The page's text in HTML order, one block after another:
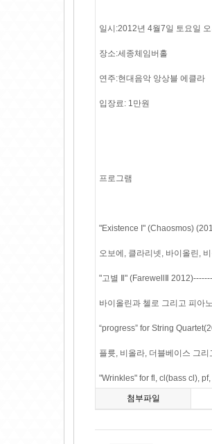
일시:2012년 4월7일 토요일
장소:세종체임버홀
연주:현대음악 앙상블 에클라
입장료: 1만원
프로그램
"Existence I" (Chaosmos)
오보에, 클라리넷, 바이올린,
"고별 Ⅱ" (FarewellⅡ
바이올린과 첼로 그리고 피아
“progress” for String
플륫, 비올라, 더블베이스 그
"Wrinkles" for fl, cl(bass cl),
첨부파일